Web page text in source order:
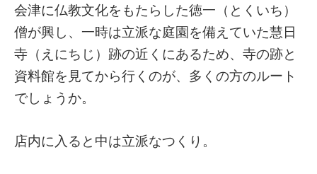
会津に仏教文化をもたらした徳一（とくいち）
僧が興し、一時は立派な庭園を備えていた慧日
寺（えにちじ）跡の近くにあるため、寺の跡と
資料館を見てから行くのが、多くの方のルート
でしょうか。
店内に入ると中は立派なつくり。